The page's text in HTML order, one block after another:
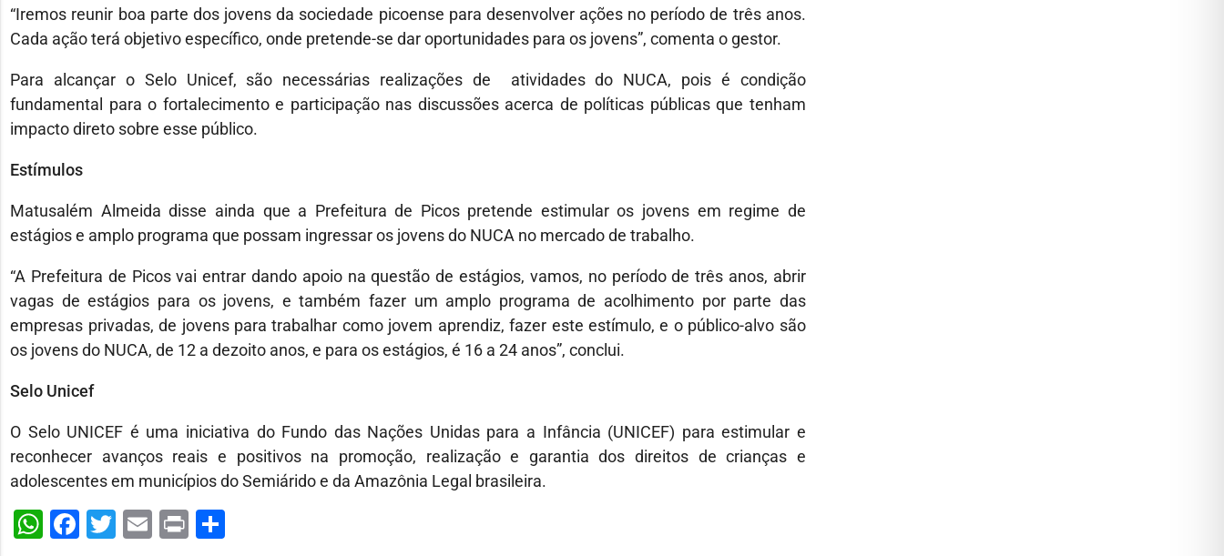
“Iremos reunir boa parte dos jovens da sociedade picoense para desenvolver ações no período de três anos.
Cada ação terá objetivo específico, onde pretende-se dar oportunidades para os jovens”, comenta o gestor.
Para alcançar o Selo Unicef, são necessárias realizações de atividades do NUCA, pois é condição
fundamental para o fortalecimento e participação nas discussões acerca de políticas públicas que tenham
impacto direto sobre esse público.
Estímulos
Matusalém Almeida disse ainda que a Prefeitura de Picos pretende estimular os jovens em regime de
estágios e amplo programa que possam ingressar os jovens do NUCA no mercado de trabalho.
“A Prefeitura de Picos vai entrar dando apoio na questão de estágios, vamos, no período de três anos, abrir
vagas de estágios para os jovens, e também fazer um amplo programa de acolhimento por parte das
empresas privadas, de jovens para trabalhar como jovem aprendiz, fazer este estímulo, e o público-alvo são
os jovens do NUCA, de 12 a dezoito anos, e para os estágios, é 16 a 24 anos”, conclui.
Selo Unicef
O Selo UNICEF é uma iniciativa do Fundo das Nações Unidas para a Infância (UNICEF) para estimular e
reconhecer avanços reais e positivos na promoção, realização e garantia dos direitos de crianças e
adolescentes em municípios do Semiárido e da Amazônia Legal brasileira.
WhatsApp
Facebook
Twitter
Email
Print